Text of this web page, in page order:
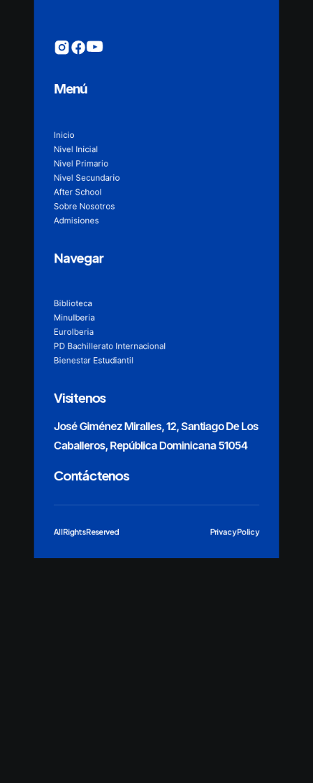
Menú
Inicio
Nivel Inicial
Nivel Primario
Nivel Secundario
After School
Sobre Nosotros
Admisiones
Navegar
Biblioteca
MinuIberia
EuroIberia
PD Bachillerato Internacional
Bienestar Estudiantil
Visitenos
José Giménez Miralles, 12, Santiago De Los
Caballeros, República Dominicana 51054
Contáctenos
All Rights Reserved Privacy Policy